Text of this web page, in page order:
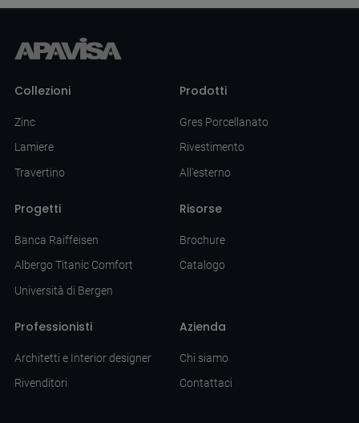
Collezioni
Zinc
Lamiere
Travertino
Prodotti
Gres Porcellanato
Rivestimento
All'esterno
Progetti
Banca Raiffeisen
Albergo Titanic Comfort
Università di Bergen
Risorse
Brochure
Catalogo
Professionisti
Architetti e Interior designer
Rivenditori
Azienda
Chi siamo
Contattaci